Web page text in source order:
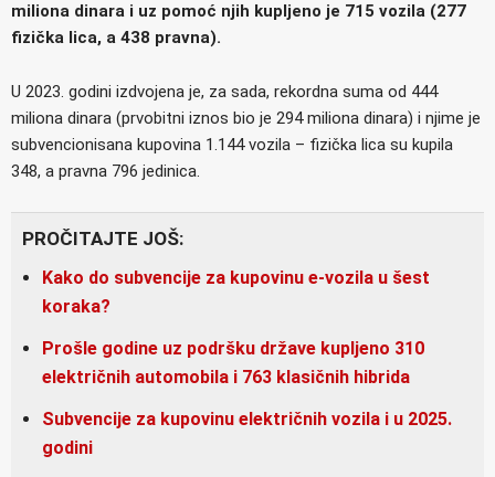
miliona dinara i uz pomoć njih kupljeno je 715 vozila (277
fizička lica, a 438 pravna).
U 2023. godini izdvojena je, za sada, rekordna suma od 444
miliona dinara (prvobitni iznos bio je 294 miliona dinara) i njime je
subvencionisana kupovina 1.144 vozila – fizička lica su kupila
348, a pravna 796 jedinica.
PROČITAJTE JOŠ:
Kako do subvencije za kupovinu e-vozila u šest
koraka?
Prošle godine uz podršku države kupljeno 310
električnih automobila i 763 klasičnih hibrida
Subvencije za kupovinu električnih vozila i u 2025.
godini